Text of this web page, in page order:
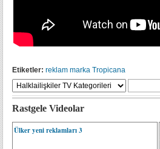
Etiketler: reklam marka Tropicana
Rastgele Videolar
Ülker yeni reklamları 3